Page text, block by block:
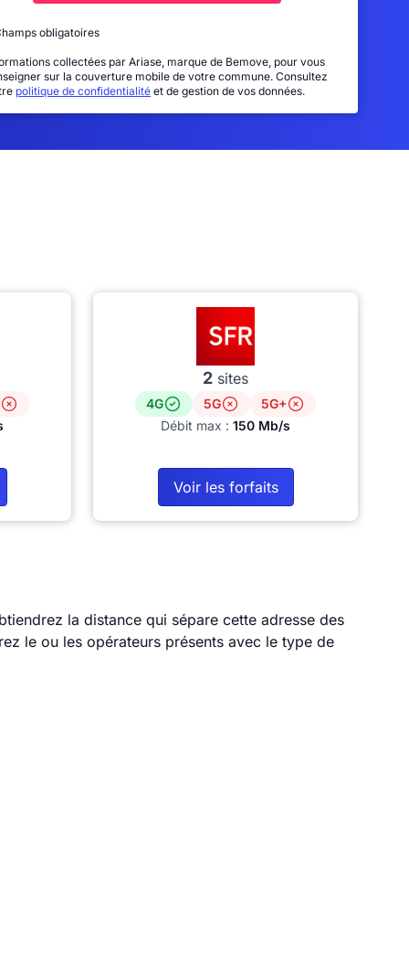
obligatoires
collectées par Ariase, marque de Bemove, pour vous
sur la couverture mobile de votre commune. Consultez
politique de confidentialité et de gestion de vos données.
2 sites
4G 5G
5G+
Débit max : 150 Mb/s
Voir les forfaits
la distance qui sépare cette adresse des
le ou les opérateurs présents avec le type de